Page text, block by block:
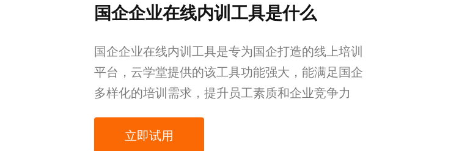
国企企业在线内训工具是什么
国企企业在线内训工具是专为国企打造的线上培训
平台，云学堂提供的该工具功能强大，能满足国企
多样化的培训需求，提升员工素质和企业竞争力
立即试用